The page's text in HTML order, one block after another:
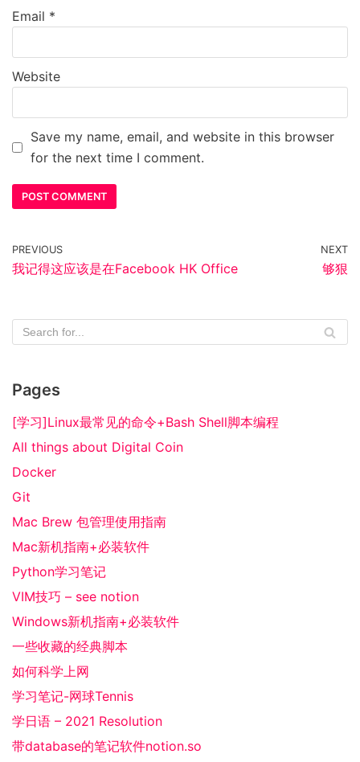
Email *
Website
Save my name, email, and website in this browser
for the next time I comment.
PREVIOUS
我记得这应该是在Facebook HK Office
NEXT
够狠
Pages
[学习]Linux最常见的命令+Bash Shell脚本编程
All things about Digital Coin
Docker
Git
Mac Brew 包管理使用指南
Mac新机指南+必装软件
Python学习笔记
VIM技巧 – see notion
Windows新机指南+必装软件
一些收藏的经典脚本
如何科学上网
学习笔记-网球Tennis
学日语 – 2021 Resolution
带database的笔记软件notion.so